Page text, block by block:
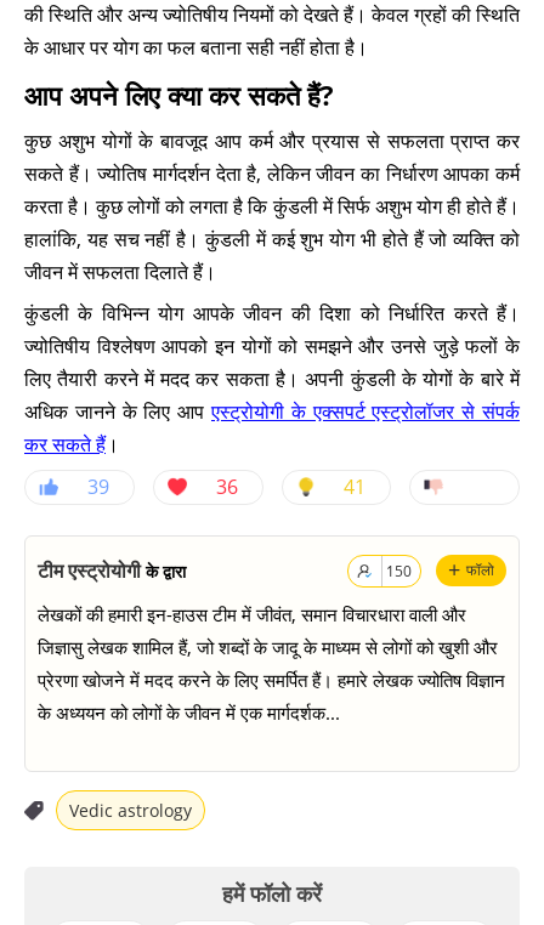
की स्थिति और अन्य ज्योतिषीय नियमों को देखते हैं। केवल ग्रहों की स्थिति
के आधार पर योग का फल बताना सही नहीं होता है।
आप अपने लिए क्या कर सकते हैं?
कुछ अशुभ योगों के बावजूद आप कर्म और प्रयास से सफलता प्राप्त कर
सकते हैं। ज्योतिष मार्गदर्शन देता है, लेकिन जीवन का निर्धारण आपका कर्म
करता है। कुछ लोगों को लगता है कि कुंडली में सिर्फ अशुभ योग ही होते हैं।
हालांकि, यह सच नहीं है। कुंडली में कई शुभ योग भी होते हैं जो व्यक्ति को
जीवन में सफलता दिलाते हैं।
कुंडली के विभिन्न योग आपके जीवन की दिशा को निर्धारित करते हैं।
ज्योतिषीय विश्लेषण आपको इन योगों को समझने और उनसे जुड़े फलों के
लिए तैयारी करने में मदद कर सकता है। अपनी कुंडली के योगों के बारे में
अधिक जानने के लिए आपएस्ट्रोयोगी के एक्सपर्ट एस्ट्रोलॉजर से संपर्क
कर सकते हैं।
39
36 41
+ फॉलो
150
टीम एस्ट्रोयोगीके द्वारा
लेखकों की हमारी इन-हाउस टीम में जीवंत, समान विचारधारा वाली और
जिज्ञासु लेखक शामिल हैं, जो शब्दों के जादू के माध्यम से लोगों को खुशी और
प्रेरणा खोजने में मदद करने के लिए समर्पित हैं। हमारे लेखक ज्योतिष विज्ञान
के अध्ययन को लोगों के जीवन में एक मार्गदर्शक...
Vedic astrology
हमें फॉलो करें